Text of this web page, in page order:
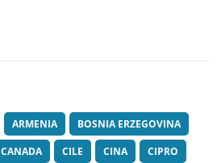
ARMENIA
BOSNIA ERZEGOVINA
CANADA CILE CINA
CIPRO